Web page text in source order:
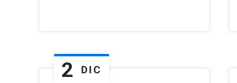
2 DIC